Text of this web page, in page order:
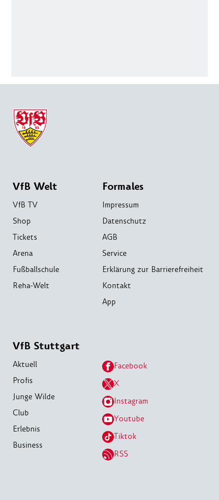
VfB Welt
VfB TV
Shop
Tickets
Arena
Fußballschule
Reha-Welt
Formales
Impressum
Datenschutz
AGB
Service
Erklärung zur Barrierefreiheit
Kontakt
App
VfB Stuttgart
Aktuell
Profis
Junge Wilde
Club
Erlebnis
Business
Facebook
X
Instagram
Youtube
Tiktok
RSS